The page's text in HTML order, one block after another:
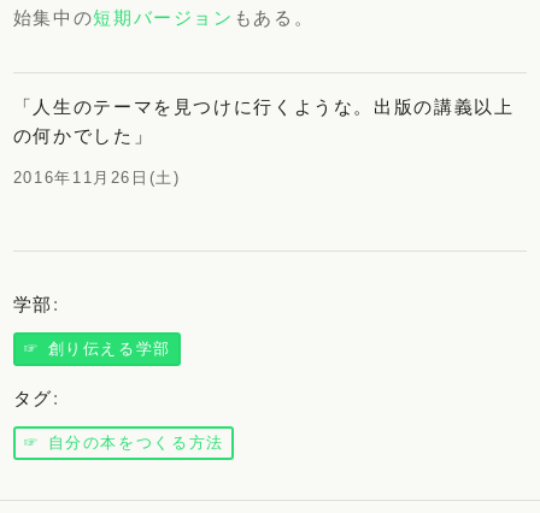
始集中の短期バージョン もある。
「人生のテーマを見つけに行くような。出版の講義以上
の何かでした」
2016年11月26日(土)
学部 :
☞ 創り伝える学部
タグ:
☞ 自分の本をつくる方法